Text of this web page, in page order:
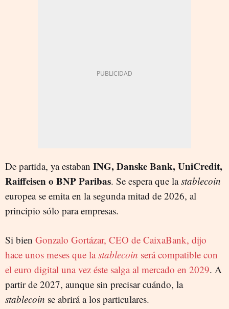
De partida, ya estaban ING, Danske Bank, UniCredit,
Raiffeisen o BNP Paribas. Se espera que lastablecoin
europea se emita en la segunda mitad de 2026, al
principio sólo para empresas.
Si bien Gonzalo Gortázar, CEO de CaixaBank, dijo
hace unos meses que lastablecoin será compatible con
el euro digital una vez éste salga al mercado en 2029. A
partir de 2027, aunque sin precisar cuándo, la
stablecoin se abrirá a los particulares.